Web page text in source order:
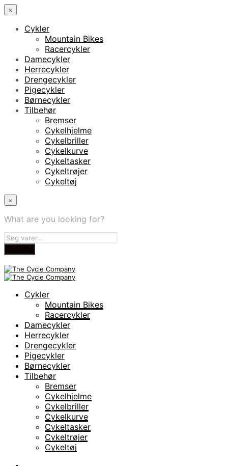
×
Cykler
Mountain Bikes
Racercykler
Damecykler
Herrecykler
Drengecykler
Pigecykler
Børnecykler
Tilbehør
Bremser
Cykelhjelme
Cykelbriller
Cykelkurve
Cykeltasker
Cykeltrøjer
Cykeltøj
×
What are you looking for?
Cykler
Mountain Bikes
Racercykler
Damecykler
Herrecykler
Drengecykler
Pigecykler
Børnecykler
Tilbehør
Bremser
Cykelhjelme
Cykelbriller
Cykelkurve
Cykeltasker
Cykeltrøjer
Cykeltøj